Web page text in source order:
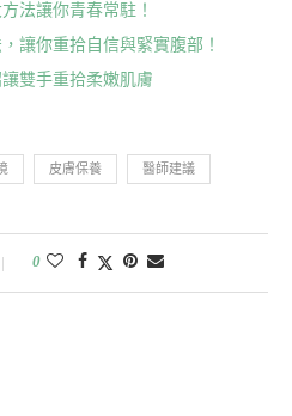
法讓你青春常駐！
讓你重拾自信與緊實腹部！
雙手重拾柔嫩肌膚
皮膚保養 醫師建議
0